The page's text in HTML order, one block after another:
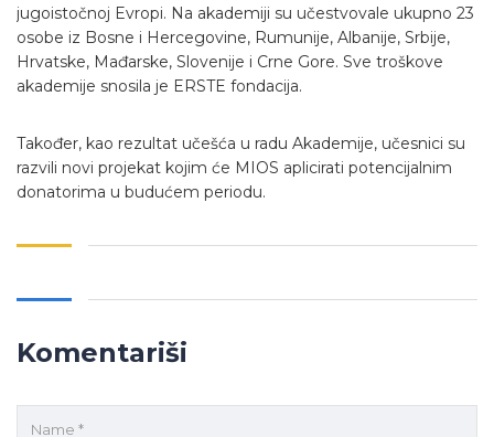
jugoistočnoj Evropi. Na akademiji su učestvovale ukupno 23
osobe iz Bosne i Hercegovine, Rumunije, Albanije, Srbije,
Hrvatske, Mađarske, Slovenije i Crne Gore. Sve troškove
akademije snosila je ERSTE fondacija.
Također, kao rezultat učešća u radu Akademije, učesnici su
razvili novi projekat kojim će MIOS aplicirati potencijalnim
donatorima u budućem periodu.
Komentariši